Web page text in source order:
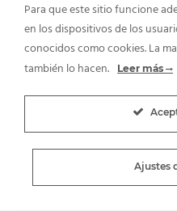
+34
Calle Córdoba Nº9
Blog Contacto Política De
Términos Y
Marbella Málaga Madrid
Para que este sitio funcione
en los dispositivos de los
conocidos como cookies. La
también lo hacen.
Leer más
Ajustes